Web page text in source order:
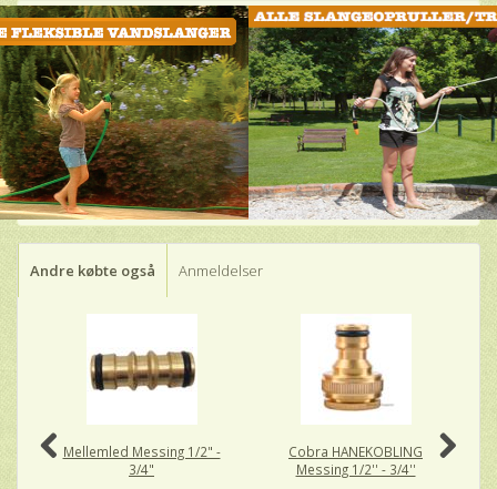
Andre købte også Anmeldelser
Mellemled Messing 1/2" -
3/4"
Cobra HANEKOBLING
Messing 1/2'' - 3/4''